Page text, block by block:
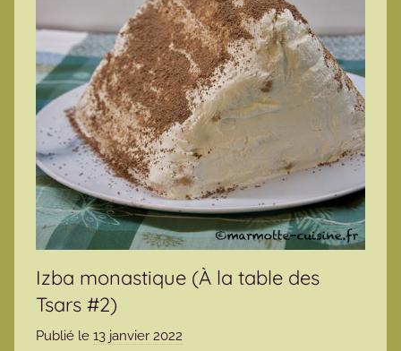
Izba monastique (À la table des
Tsars #2)
Publié le 13 janvier 2022